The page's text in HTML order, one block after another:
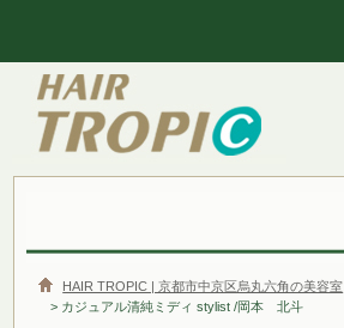
HAIR TROPIC | 京都市中京区烏丸六角の美容室
> カジュアル清純ミディ stylist /岡本 北斗